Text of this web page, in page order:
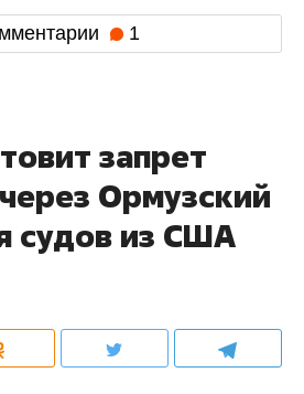
1
запрет
Ормузский
судов из США